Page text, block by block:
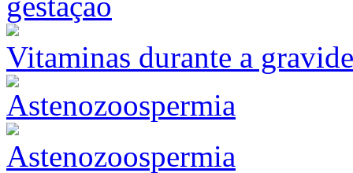
Vitaminas durante a
Astenozoospermia